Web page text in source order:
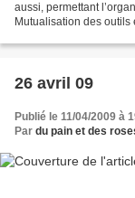
aussi, permettant
Mutualisation des outils
26 avril 09
Publié le 11/04/2009 à
Par du pain et des